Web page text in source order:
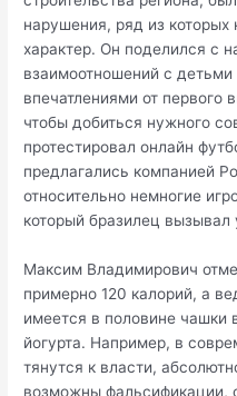
нарушения, ряд из
характер. Он поделился с
взаимоотношений с детьми
впечатлениями от первого
чтобы добиться нужного
протестировал онлайн
предлагались компанией
относительно немногие
который бразилец вызывал
Максим Владимирович
примерно 120 калорий, а
имеется в половине чашки
йогурта. Например, в
тянутся к власти,
возможны фальсификации,